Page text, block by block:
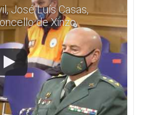
José Luís Casas,
de Xinzo